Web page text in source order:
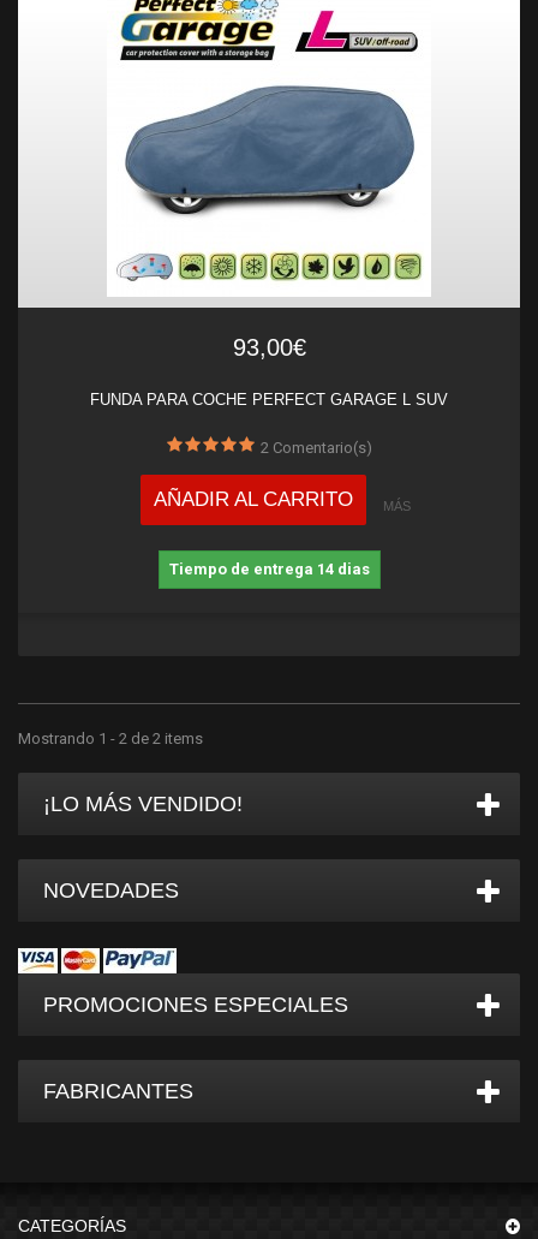
93,00€
FUNDA PARA COCHE PERFECT GARAGE L SUV
2Comentario(s)
AÑADIR AL CARRITO MÁS
Tiempo de entrega 14 dias
Mostrando 1 - 2 de 2 items
¡LO MÁS VENDIDO!
NOVEDADES
PROMOCIONES ESPECIALES
FABRICANTES
CATEGORÍAS